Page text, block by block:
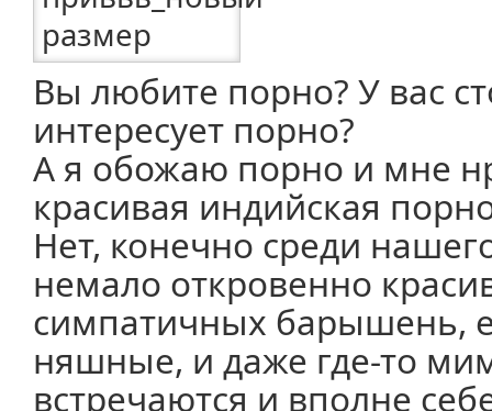
Вы любите порно? У вас
интересует порно?
А я обожаю порно и мне
красивая индийская
Нет, конечно среди
немало откровенно
симпатичных барышень,
няшные, и даже где-то
встречаются и вполне